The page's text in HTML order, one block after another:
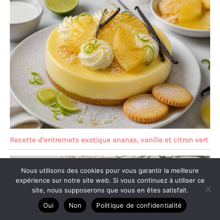
Recette d’entremets exotique ananas, vanille et citron vert
Nous utilisons des cookies pour vous garantir la meilleure
expérience sur notre site web. Si vous continuez à utiliser ce
site, nous supposerons que vous en êtes satisfait.
Oui
Non Politique de confidentialité